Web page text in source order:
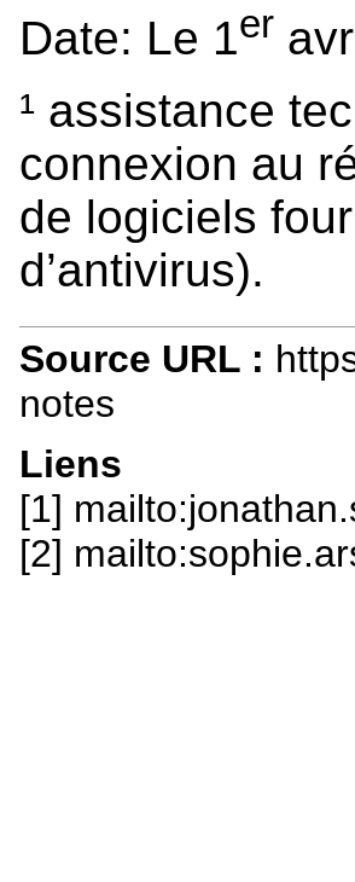
Date: Le 1er
¹ assistance
connexion au
de logiciels
d’antivirus).
Source URL :
notes
Liens
[1]
[2]